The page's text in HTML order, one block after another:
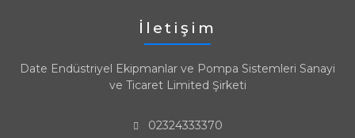
İletişim
Date Endüstriyel Ekipmanlar ve Pompa Sistemleri Sanayi
ve Ticaret Limited Şirketi
02324333370